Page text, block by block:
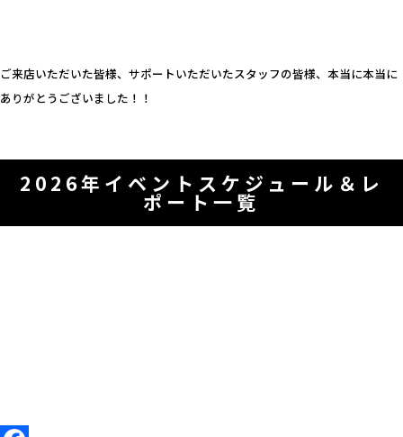
ご来店いただいた皆様、サポートいただいたスタッフの皆様、本当に本当に
ありがとうございました！！
2026年イベントスケジュール＆レ
ポート一覧